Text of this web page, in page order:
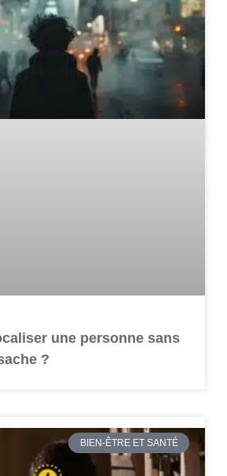
une personne sans
?
BIEN-ÊTRE ET SANTÉ